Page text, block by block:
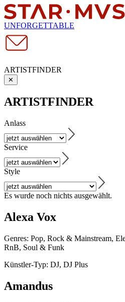
UNFORGETTABLE
ARTISTFINDER
✕
ARTISTFINDER
Anlass
Service
Style
Es wurde noch nichts ausgewählt.
Alexa Vox
Genres: Pop, Rock & Mainstream,
RnB, Soul & Funk
Künstler-Typ: DJ, DJ Plus
Amandus